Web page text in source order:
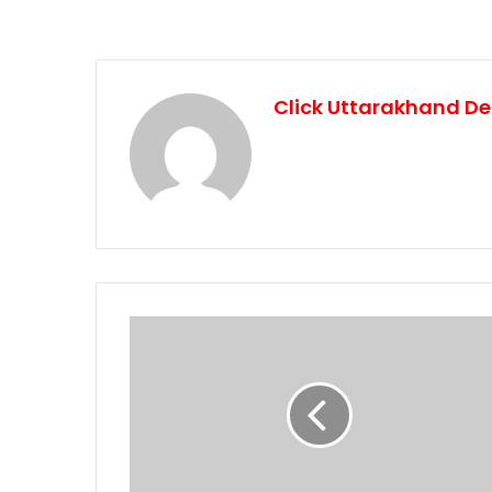
Click Uttarakhand